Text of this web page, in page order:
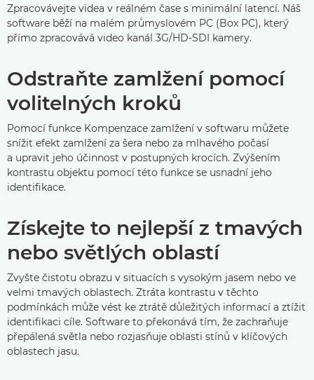
Zpracovávejte videa v reálném čase s minimální latencí. Náš
software běží na malém průmyslovém PC (Box PC), který
přímo zpracovává video kanál 3G/HD-SDI kamery.
Odstraňte zamlžení pomocí
volitelných kroků
Pomocí funkce Kompenzace zamlžení v softwaru můžete
snížit efekt zamlžení za šera nebo za mlhavého počasí
a upravit jeho účinnost v postupných krocích. Zvýšením
kontrastu objektu pomocí této funkce se usnadní jeho
identifikace.
Získejte to nejlepší z tmavých
nebo světlých oblastí
Zvyšte čistotu obrazu v situacích s vysokým jasem nebo ve
velmi tmavých oblastech. Ztráta kontrastu v těchto
podmínkách může vést ke ztrátě důležitých informací a ztížit
identifikaci cíle. Software to překonává tím, že zachraňuje
přepálená světla nebo rozjasňuje oblasti stínů v klíčových
oblastech jasu.